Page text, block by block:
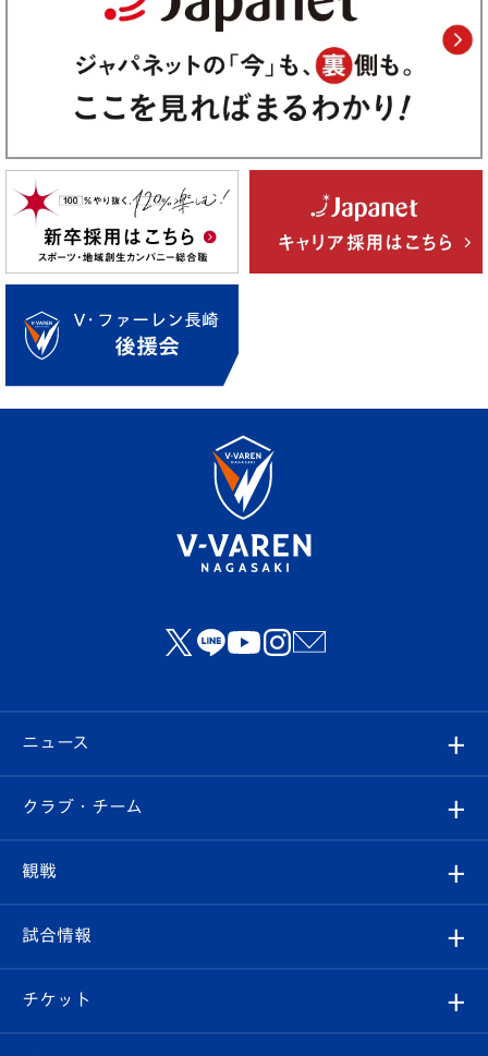
ニュース
すべて
クラブ
試合情報
クラブ・チーム
クラブ概要
エンブレム紹介
観戦
観戦ルール
はじめての観戦ガイド
試合情報
試合日程/結果
チケット